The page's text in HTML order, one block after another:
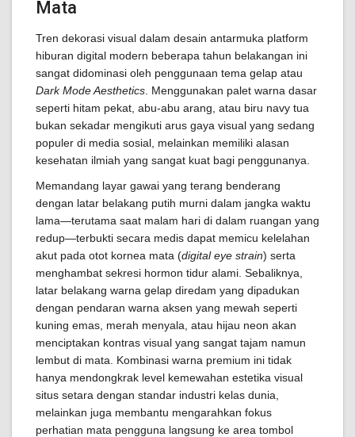
Mata
Tren dekorasi visual dalam desain antarmuka platform
hiburan digital modern beberapa tahun belakangan ini
sangat didominasi oleh penggunaan tema gelap atau
Dark Mode Aesthetics . Menggunakan palet warna dasar
seperti hitam pekat, abu-abu arang, atau biru navy tua
bukan sekadar mengikuti arus gaya visual yang sedang
populer di media sosial, melainkan memiliki alasan
kesehatan ilmiah yang sangat kuat bagi penggunanya.
Memandang layar gawai yang terang benderang
dengan latar belakang putih murni dalam jangka waktu
lama—terutama saat malam hari di dalam ruangan yang
redup—terbukti secara medis dapat memicu kelelahan
akut pada otot kornea mata (digital eye strain) serta
menghambat sekresi hormon tidur alami. Sebaliknya,
latar belakang warna gelap diredam yang dipadukan
dengan pendaran warna aksen yang mewah seperti
kuning emas, merah menyala, atau hijau neon akan
menciptakan kontras visual yang sangat tajam namun
lembut di mata. Kombinasi warna premium ini tidak
hanya mendongkrak level kemewahan estetika visual
situs setara dengan standar industri kelas dunia,
melainkan juga membantu mengarahkan fokus
perhatian mata pengguna langsung ke area tombol